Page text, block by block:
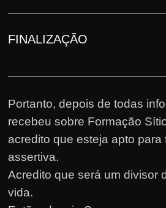
FINALIZAÇÃO
Portanto, depois de todas
recebeu sobre Formação
acredito que esteja apto para
assertiva.
Acredito que será um divisor
vida.